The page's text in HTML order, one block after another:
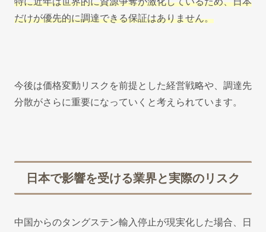
だけが優先的に調達できる保証はありません。
今後は価格変動リスクを前提とした経営戦略や、調達先
分散がさらに重要になっていくと考えられています。
日本で影響を受ける業界と実際のリスク
中国からのタングステン輸入停止が現実化した場合、日